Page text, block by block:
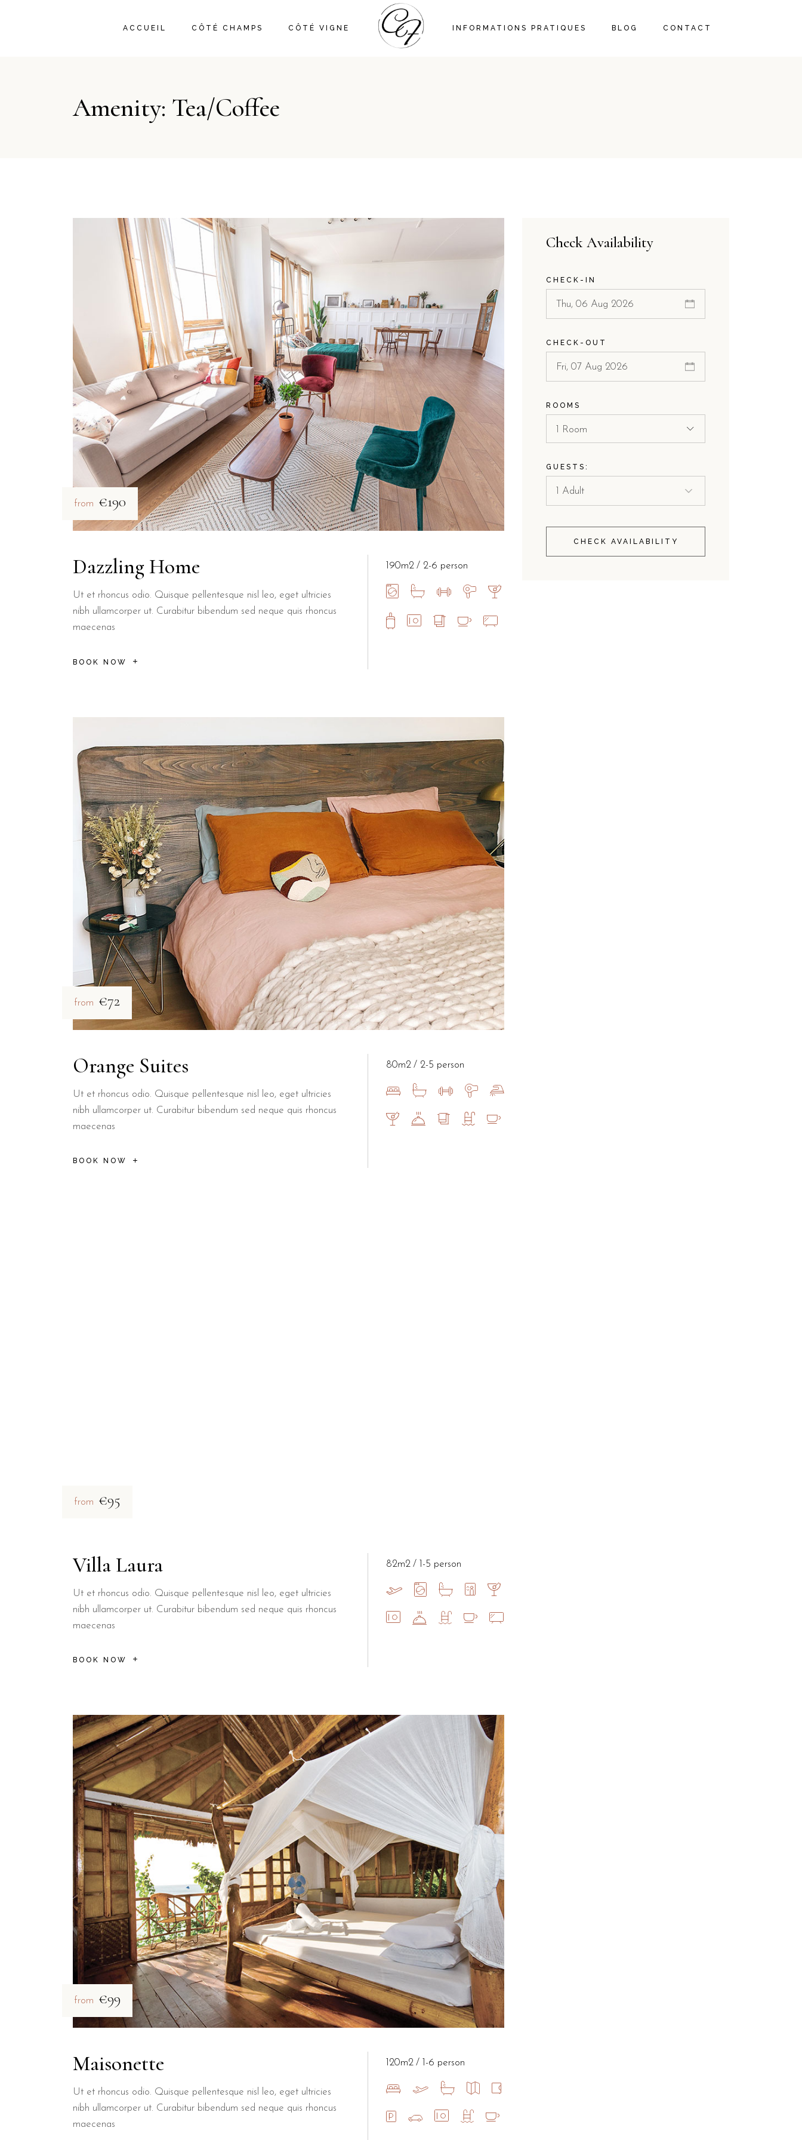
ACCUEIL CÔTÉ CHAMPS CÔTÉ VIGNE INFORMATIONS PRATIQUES BLOG CONTACT
Amenity: Tea/Coffee
from €190
Dazzling Home
Ut et rhoncus odio. Quisque pellentesque nisl leo, eget ultricies
nibh ullamcorper ut. Curabitur bibendum sed neque quis rhoncus
maecenas
BOOK NOW
190m2 2-6 person
from €72
Orange Suites
Ut et rhoncus odio. Quisque pellentesque nisl leo, eget ultricies
nibh ullamcorper ut. Curabitur bibendum sed neque quis rhoncus
maecenas
BOOK NOW
80m2 2-5 person
from €95
Villa Laura
Ut et rhoncus odio. Quisque pellentesque nisl leo, eget ultricies
nibh ullamcorper ut. Curabitur bibendum sed neque quis rhoncus
maecenas
BOOK NOW
82m2 1-5 person
from €99
Maisonette
Ut et rhoncus odio. Quisque pellentesque nisl leo, eget ultricies
nibh ullamcorper ut. Curabitur bibendum sed neque quis rhoncus
maecenas
120m2 1-6 person
Check Availability
CHECK-IN
CHECK-OUT
ROOMS
1 Room
GUESTS:
CHECK AVAILABILITY